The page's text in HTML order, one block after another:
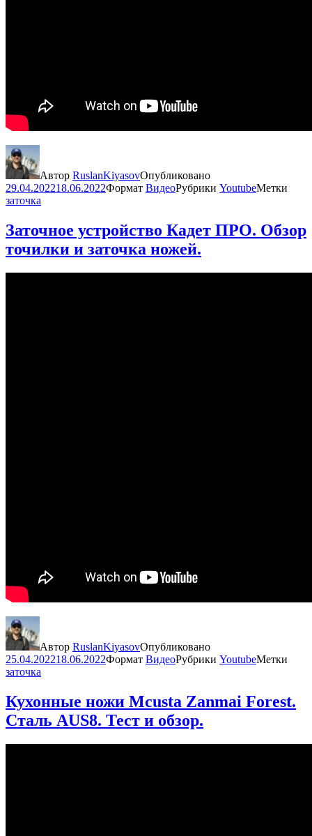
Автор RuslanKiyasovОпубликовано
29.04.202218.06.2022Формат ВидеоРубрики YoutubeМетки
заточка
Заточное устройство Кадет ПРО. Обзор
точилки и заточка ножей.
Автор RuslanKiyasovОпубликовано
25.04.202218.06.2022Формат ВидеоРубрики YoutubeМетки
заточка
Кухонные ножи Mcusta Zanmai Forest.
Сталь AUS8. Тест и обзор.